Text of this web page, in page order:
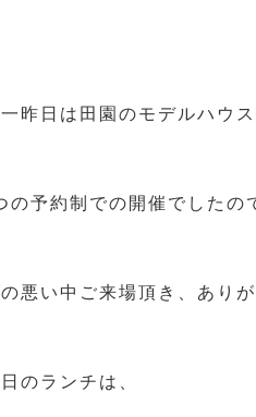
昨日は田園のモデルハウ
の予約制での開催でしたの
悪い中ご来場頂き、あり
のランチは、